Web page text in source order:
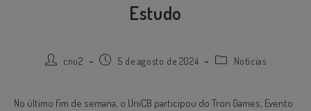
Estudo
cnu2 5 de agosto de 2024 Notícias
No último fim de semana, o UniCB participou do Tron Games, Evento